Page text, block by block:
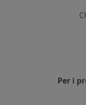
Per i